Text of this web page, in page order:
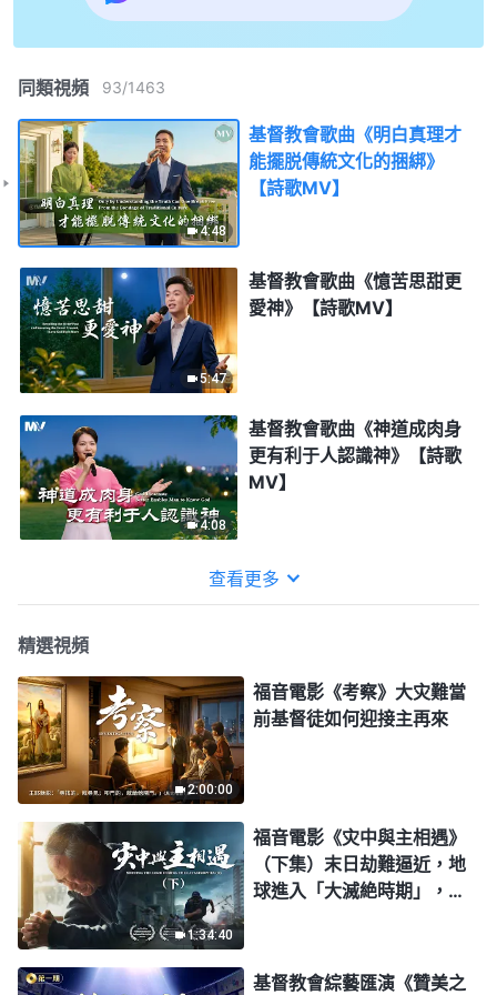
同類視頻 93/1463
4:48
基督教會歌曲《明白真理才
能擺脱傳統文化的捆綁》
【詩歌MV】
5:47
基督教會歌曲《憶苦思甜更
愛神》【詩歌MV】
4:08
基督教會歌曲《神道成肉身
更有利于人認識神》【詩歌
MV】
查看更多
精選視頻
2:00:00
福音電影《考察》大灾難當
前基督徒如何迎接主再來
1:34:40
福音電影《灾中與主相遇》
（下集）末日劫難逼近，地
球進入「大滅絶時期」，人
基督教會綜藝匯演《贊美之